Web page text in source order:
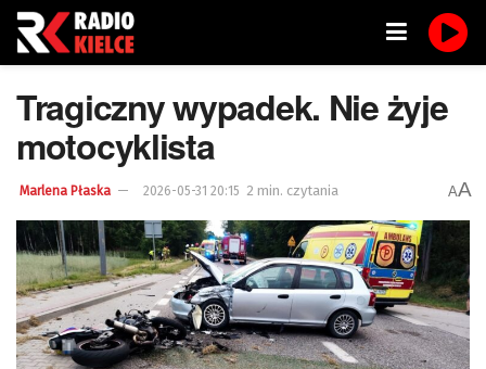
Tragiczny wypadek. Nie żyje
motocyklista
Marlena Płaska 2026-05-31 20:15 2 min. czytania AA